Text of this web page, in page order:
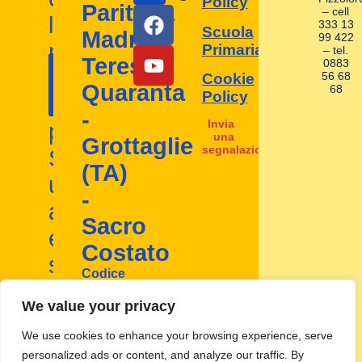
We value your privacy
We use cookies to enhance your browsing experience, serve
personalized ads or content, and analyze our traffic. By
Contattaci
ora!
la
nostra
scuola
d'infanzia
paritaria.
Scopri
un
ambiente
educativo
stimolante
inclusivo
I nostri
contatti
Paritaria
Madre
Teresa
Quaranta
-
Grottaglie
(TA)
-
Sacro
Costato
Codice
TA1A00800D
Scuola
Primaria
Cookie
Policy
Invia
una
segnalazione
– cell
333 13
99 422
– tel.
0883
56 68
68